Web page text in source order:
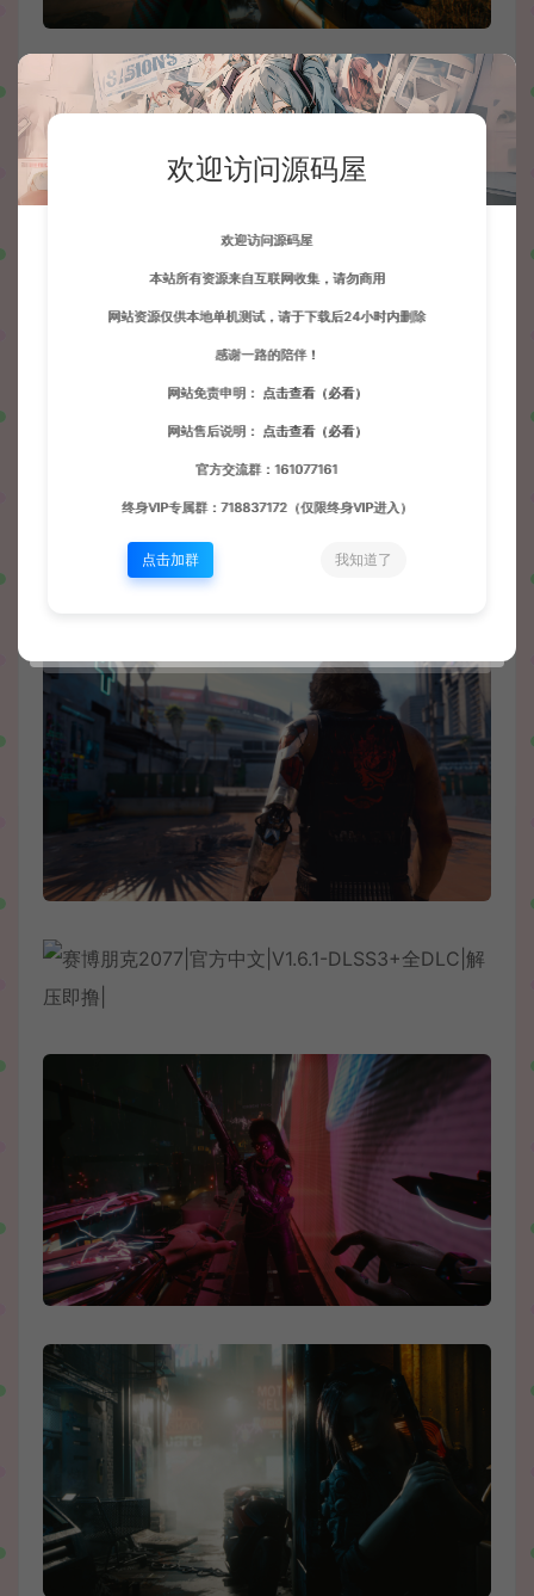
欢迎访问源码屋
欢迎访问源码屋
本站所有资源来自互联网收集，请勿商用
网站资源仅供本地单机测试，请于下载后24小时内删除
感谢一路的陪伴！
网站免责申明： 点击查看（必看）
网站售后说明： 点击查看（必看）
官方交流群：161077161
终身VIP专属群：718837172（仅限终身VIP进入）
点击加群 我知道了